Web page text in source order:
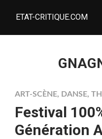
ETAT-CRITIQUE.COM
ART-SCÈNE, DANSE,
Festival
Génération